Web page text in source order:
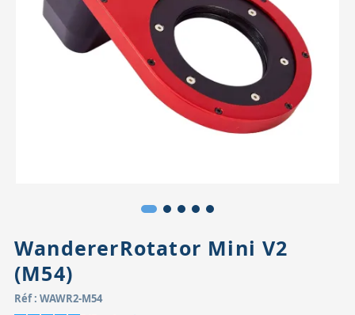
Accessoires pour montures
Têtes
Pièces détachées
WandererRotator Mini V2
(M54)
Réf : WAWR2-M54